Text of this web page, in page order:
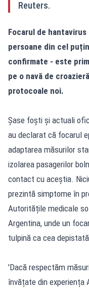
Reuters.
Focarul de
persoane din cel
confirmate - este
pe o navă de
protocoale noi.
Șase foști și actuali
au declarat că focarul
adaptarea măsurilor
izolarea pasagerilor
contact cu aceștia.
prezintă simptome în
Autoritățile medicale
Argentina, unde un
tulpină ca cea
'Dacă respectăm
învățate din experiența